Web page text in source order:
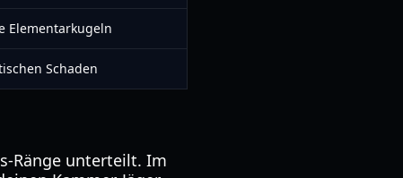
Elementarkugeln
Schaden
Ränge unterteilt. Im